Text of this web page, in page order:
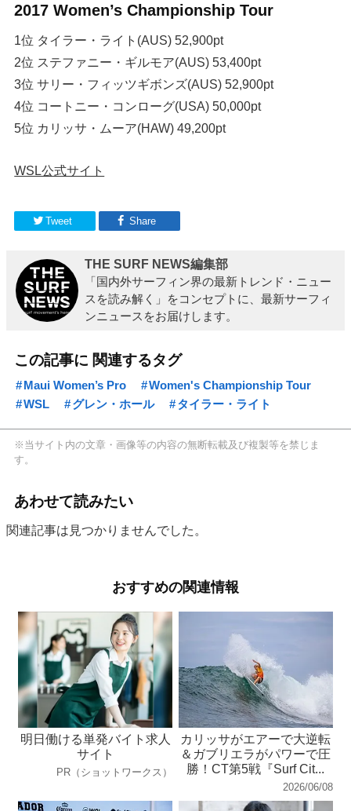
2017 Women’s Championship Tour
1位 タイラー・ライト(AUS) 52,900pt
2位 ステファニー・ギルモア(AUS) 53,400pt
3位 サリー・フィッツギボンズ(AUS) 52,900pt
4位 コートニー・コンローグ(USA) 50,000pt
5位 カリッサ・ムーア(HAW) 49,200pt
WSL公式サイト
Tweet Share
THE SURF NEWS編集部
「国内外サーフィン界の最新トレンド・ニュー
スを読み解く」をコンセプトに、最新サーフィ
ンニュースをお届けします。
この記事に 関連するタグ
Maui Women’s Pro
Women's Championship Tour
WSL
グレン・ホール タイラー・ライト
※当サイト内の文章・画像等の内容の無断転載及び複製等を禁じま
す。
あわせて読みたい
関連記事は見つかりませんでした。
おすすめの関連情報
明日働ける単発バイト求人
サイト
PR（ショットワークス）
カリッサがエアーで大逆転
＆ガブリエラがパワーで圧
勝！CT第5戦『Surf Cit...
2026/06/08